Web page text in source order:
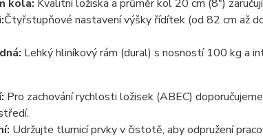
kola: Kvalitní ložiska a průměr kol 20 cm (8")
Čtyřstupňové nastavení výšky řídítek (od 82 cm až
Lehký hliníkový rám (dural) s nosností 100 kg a
Pro zachování rychlosti ložisek (ABEC)
Udržujte tlumicí prvky v čistotě, aby odpružení